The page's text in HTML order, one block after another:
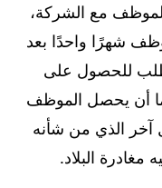
مع الشركة،
شهرًا واحدًا بعد
طلب للحصول على
أن يحصل الموظف
الذي من شأنه
مغادرة البلاد.